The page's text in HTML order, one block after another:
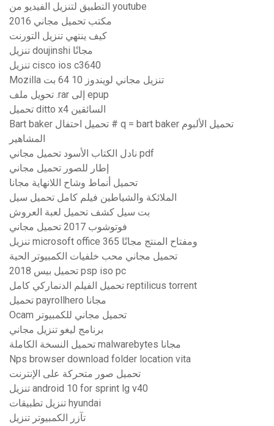
التطبيق لتنزيل الفيديو من youtube
2016 مكتب تحميل مجاني
كيف ينتهي تنزيل التورنت
تنزيل doujinshi مجانًا
تنزيل cisco ios c3640
Mozilla تنزيل مجاني لويندوز 10 64 بت
تحويل ملف .rar إلى epup
تحميل ditto x4 السائقين
Bart baker تحميل احتفال # q = bart baker تحميل الألبوم
المشاهير
نادل الكتاب الأسود تحميل مجاني pdf
إطار للصور تحميل مجاني
تحميل أنماط وشاح اللانهاية مجانا
الملائكة والشياطين فيلم كامل تحميل سيل
بت سيل كشف تحميل لعبة العروش
فوتوشوب 2017 تحميل مجاني
تنزيل microsoft office 365 ومفتاح المنتج مجانًا
تحميل مجاني محب خلفيات الكمبيوتر الحية
تحميل بيس 2018 psp iso pc
تحميل الفيلم الدنماركي كامل reptilicus torrent
تحميل payrollhero مجانا
Ocam تحميل مجاني للكمبيوتر
برنامج ليغو تنزيل مجاني
تحميل النسخة الكاملة malwarebytes مجانا
Nps browser download folder location vita
تحميل صور متحركة على الإنترنت
تنزيل android 10 for sprint lg v40
تنزيل تطبيقات hyundai
تآزر الكمبيوتر تنزيل